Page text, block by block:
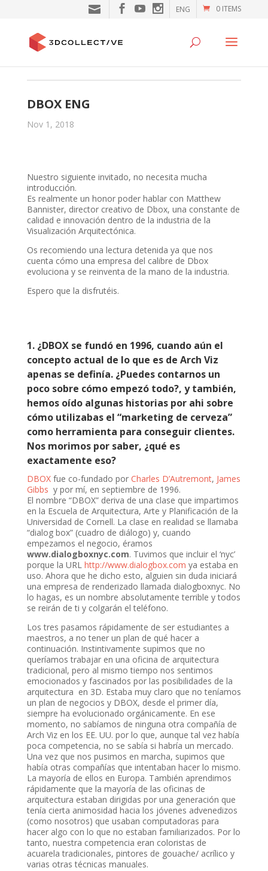
0 ITEMS
ENG
DBOX ENG
Nov 1, 2018
Nuestro siguiente invitado, no necesita mucha
introducción.
Es realmente un honor poder hablar con Matthew
Bannister, director creativo de Dbox, una constante de
calidad e innovación dentro de la industria de la
Visualización Arquitectónica.
Os recomiendo una lectura detenida ya que nos
cuenta cómo una empresa del calibre de Dbox
evoluciona y se reinventa de la mano de la industria.
Espero que la disfrutéis.
1. ¿DBOX se fundó en 1996, cuando aún el
concepto actual de lo que es de Arch Viz
apenas se definía. ¿Puedes contarnos un
poco sobre cómo empezó todo?, y también,
hemos oído algunas historias por ahi sobre
cómo utilizabas el “marketing de cerveza”
como herramienta para conseguir clientes.
Nos morimos por saber, ¿qué es
exactamente eso?
DBOXfue co-fundado por Charles D’Autremont, James
Gibbs y por mí, en septiembre de 1996.
El nombre “DBOX” deriva de una clase que impartimos
en la Escuela de Arquitectura, Arte y Planificación de la
Universidad de Cornell. La clase en realidad se llamaba
“dialog box” (cuadro de diálogo) y, cuando
empezamos el negocio, éramos
www.dialogboxnyc.com. Tuvimos que incluir el ‘nyc’
porque la URL http://www.dialogbox.com ya estaba en
uso. Ahora que he dicho esto, alguien sin duda iniciará
una empresa de renderizado llamada dialogboxnyc. No
lo hagas, es un nombre absolutamente terrible y todos
se reirán de ti y colgarán el teléfono.
Los tres pasamos rápidamente de ser estudiantes a
maestros, a no tener un plan de qué hacer a
continuación. Instintivamente supimos que no
queríamos trabajar en una oficina de arquitectura
tradicional, pero al mismo tiempo nos sentimos
emocionados y fascinados por las posibilidades de la
arquitectura en 3D. Estaba muy claro que no teníamos
un plan de negocios y DBOX, desde el primer día,
siempre ha evolucionado orgánicamente. En ese
momento, no sabíamos de ninguna otra compañía de
Arch Viz en los EE. UU. por lo que, aunque tal vez había
poca competencia, no se sabía si habría un mercado.
Una vez que nos pusimos en marcha, supimos que
había otras compañías que intentaban hacer lo mismo.
La mayoría de ellos en Europa. También aprendimos
rápidamente que la mayoría de las oficinas de
arquitectura estaban dirigidas por una generación que
tenía cierta animosidad hacia los jóvenes advenedizos
(como nosotros) que usaban computadoras para
hacer algo con lo que no estaban familiarizados. Por lo
tanto, nuestra competencia eran coloristas de
acuarela tradicionales, pintores de gouache/ acrílico y
varias otras técnicas manuales.